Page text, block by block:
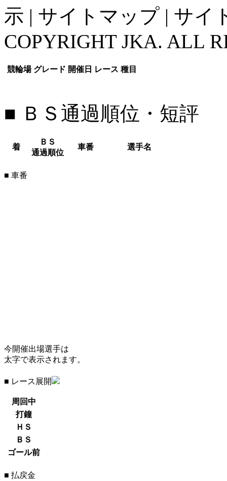
示 | サイトマップ | サイ
COPYRIGHT JKA. ALL
競輪場 グレード 開催日 レース 種目
■ ＢＳ通過順位・短評
着
ＢＳ
通過順位
車番 選手名
■ 車番
今開催出場選手は
太字で表示されます。
■ レース展開
周回中
打鐘
ＨＳ
ＢＳ
ゴール前
■ 払戻金